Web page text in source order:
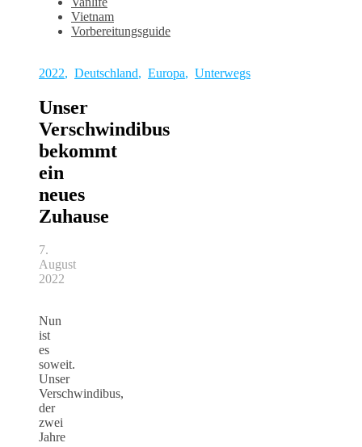
Vietnam
Vorbereitungsguide
2022, Deutschland, Europa, Unterwegs
Unser
Verschwindibus
bekommt
ein
neues
Zuhause
7.
August
2022
Nun
ist
es
soweit.
Unser
Verschwindibus,
der
zwei
Jahre